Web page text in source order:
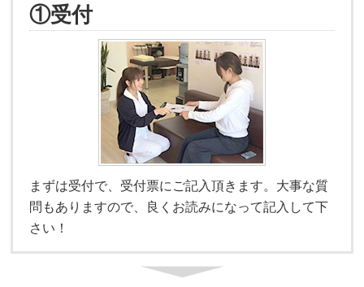
①受付
まずは受付で、受付票にご記入頂きます。大事な質
問もありますので、良くお読みになって記入して下
さい！